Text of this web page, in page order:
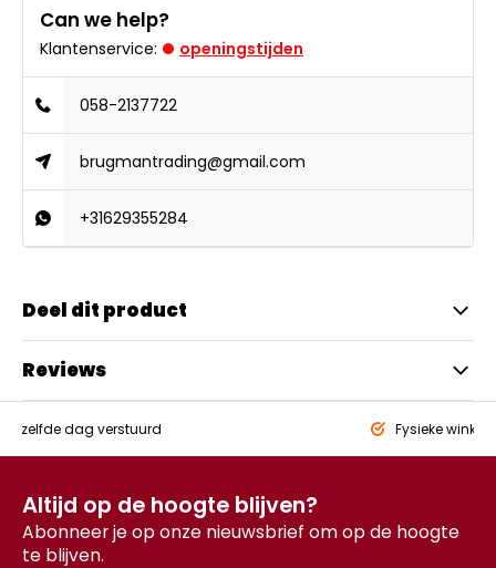
Can we help?
Klantenservice: openingstijden
058-2137722
brugmantrading@gmail.com
+31629355284
Deel dit product
Reviews
zelfde dag verstuurd Fysieke winkel
Altijd op de hoogte blijven?
Abonneer je op onze nieuwsbrief om op de hoogte
te blijven.